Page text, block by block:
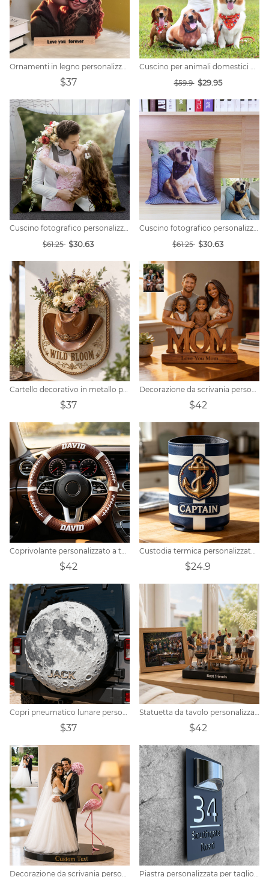
Ornamenti in legno personalizzati con foto in stile cartone animato
$37
Cuscino per animali domestici personalizzato per gelato
$59.9 $29.95
Cuscino fotografico personalizzato
$61.25 $30.63
Cuscino fotografico personalizzato
$61.25 $30.63
Cartello decorativo in metallo personalizzato a forma di cappello da cowboy per giardino e patio.
$37
Decorazione da scrivania personalizzata in legno intagliato con foto di famiglia.
$42
Coprivolante personalizzato a tema rugby
$42
Custodia termica personalizzata con ancora nautica
$24.9
Copri pneumatico lunare personalizzato
$37
Statuetta da tavolo personalizzata in stile realistico raffigurante un gruppo di amici riuniti
$42
Decorazione da scrivania personalizzata a tema fenicottero, fotorealistica. Piastra personalizzata per taglio laser a luce solare